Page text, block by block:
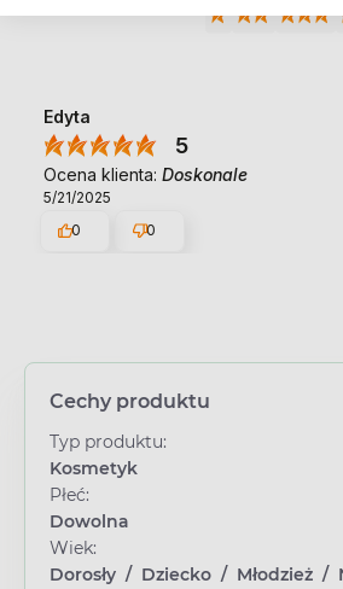
Edyta
5
Ocena klienta: Doskonale
5/21/2025
0
0
Cechy produktu
Typ produktu:
Kosmetyk
Płeć:
Dowolna
Wiek:
Dorosły / Dziecko / Młodzież /